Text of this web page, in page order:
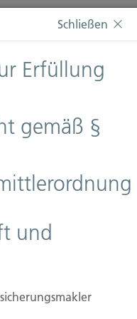
Wenn Sie weiterhin
SeiteDatenschutz
anzeigen
Schließen
Erfüllung
gemäß §
und